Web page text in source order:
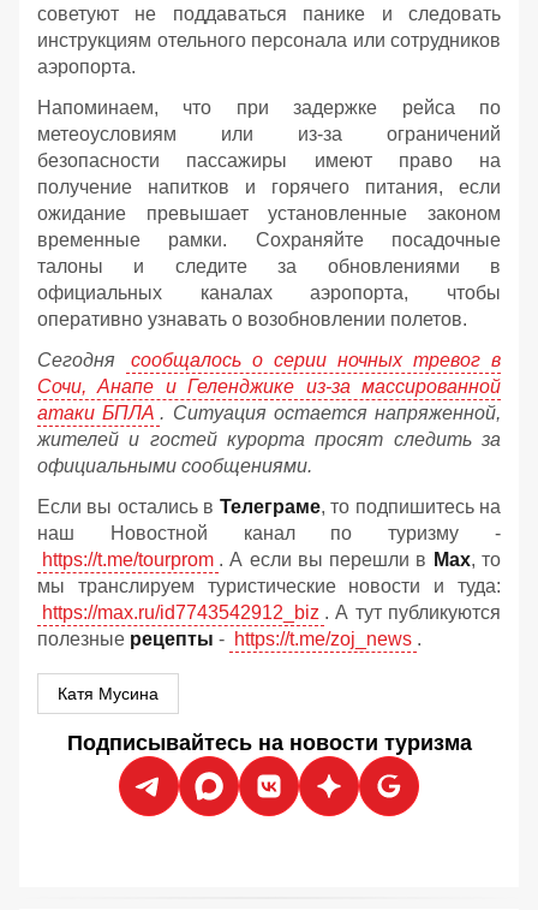
советуют не поддаваться панике и следовать
инструкциям отельного персонала или сотрудников
аэропорта.
Напоминаем, что при задержке рейса по
метеоусловиям или из-за ограничений
безопасности пассажиры имеют право на
получение напитков и горячего питания, если
ожидание превышает установленные законом
временные рамки. Сохраняйте посадочные
талоны и следите за обновлениями в
официальных каналах аэропорта, чтобы
оперативно узнавать о возобновлении полетов.
Сегодня
сообщалось о серии ночных тревог в
Сочи, Анапе и Геленджике из-за массированной
атаки БПЛА . Ситуация остается напряженной,
жителей и гостей курорта просят следить за
официальными сообщениями.
Если вы остались в Телеграме, то подпишитесь на
наш Новостной канал по туризму -
https://t.me/tourprom . А если вы перешли в Мах, то
мы транслируем туристические новости и туда:
https://max.ru/id7743542912_biz . А тут публикуются
полезные рецепты - https://t.me/zoj_news .
Катя Мусина
Подписывайтесь на новости туризма